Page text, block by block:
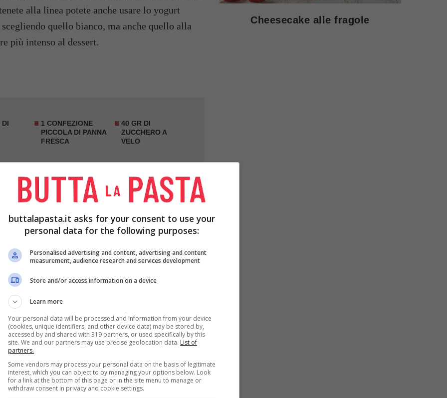
alla linea potete anche usare lo yogurt
quello bianco, ma anche quello alla
più intenso al dessert.
DI
1 CONFEZIONE
PICCOLA DI PANNA
FRESCA
40 GR DI
ZUCCHERO A
VELO
DI
AMARENE
SCIROPPATE
il picciolo verde e tagliatele a pezzetti non
aggiungete 2 cucchiai di
con la frusta elettrica, aggiungete lentamente lo
un colino e loyogurtdenso e cremoso; mettete il
nella zona più fredda del frigorifero o nel
Cheesecake alle fragole
buttalapasta.it asks for your consent to use your
personal data for the following purposes:
Personalised advertising and content, advertising and content
measurement, audience research and services development
Store and/or access information on a device
Learn more
Your personal data will be processed and information from your device
(cookies, unique identifiers, and other device data) may be stored by,
accessed by and shared with 319 partners, or used specifically by this
site. We and our partners may use precise geolocation data. List of
partners.
Some vendors may process your personal data on the basis of legitimate
interest, which you can object to by managing your options below. Look
for a link at the bottom of this page or in the site menu to manage or
withdraw consent in privacy and cookie settings.